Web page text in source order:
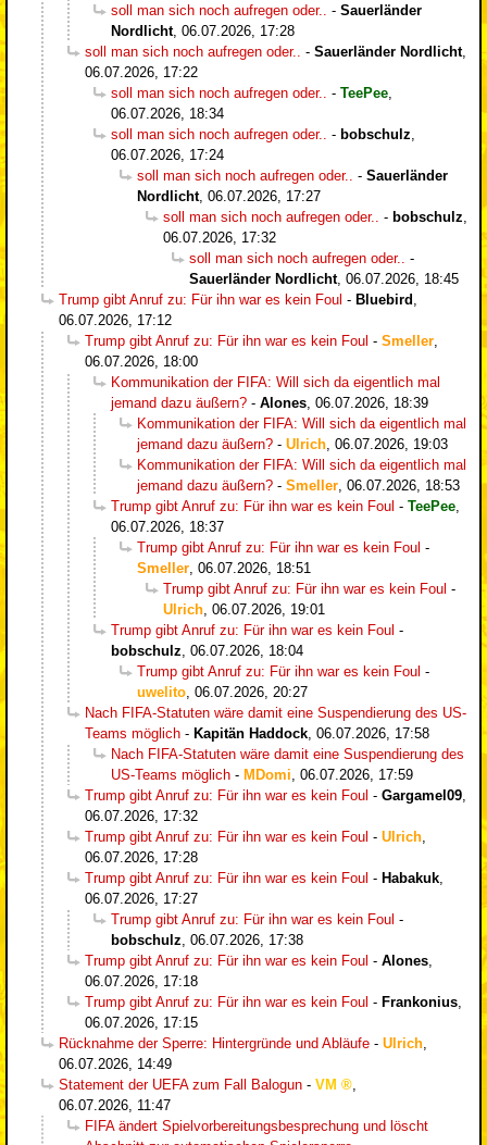
soll man sich noch aufregen oder..
- Sauerländer
Nordlicht, 06.07.2026, 17:28
soll man sich noch aufregen oder..
- Sauerländer Nordlicht,
06.07.2026, 17:22
soll man sich noch aufregen oder..
- TeePee
06.07.2026, 18:34
soll man sich noch aufregen oder..
- bobschulz
06.07.2026, 17:24
soll man sich noch aufregen oder..
- Sauerländer
Nordlicht, 06.07.2026, 17:27
soll man sich noch aufregen oder..
- bobschulz
06.07.2026, 17:32
soll man sich noch aufregen oder..
-
Sauerländer Nordlicht, 06.07.2026, 18:45
Trump gibt Anruf zu: Für ihn war es kein Foul - Bluebird
06.07.2026, 17:12
Trump gibt Anruf zu: Für ihn war es kein Foul - Smeller
06.07.2026, 18:00
Kommunikation der FIFA: Will sich da eigentlich mal
jemand dazu äußern? - Alones 06.07.2026, 18:39
Kommunikation der FIFA: Will sich da eigentlich mal
jemand dazu äußern? - Ulrich 06.07.2026, 19:03
Kommunikation der FIFA: Will sich da eigentlich mal
jemand dazu äußern? - Smeller 06.07.2026, 18:53
Trump gibt Anruf zu: Für ihn war es kein Foul - TeePee
06.07.2026, 18:37
Trump gibt Anruf zu: Für ihn war es kein Foul -
Smeller 06.07.2026, 18:51
Trump gibt Anruf zu: Für ihn war es kein Foul -
Ulrich 06.07.2026, 19:01
Trump gibt Anruf zu: Für ihn war es kein Foul -
bobschulz 06.07.2026, 18:04
Trump gibt Anruf zu: Für ihn war es kein Foul -
uwelito 06.07.2026, 20:27
Nach FIFA-Statuten wäre damit eine Suspendierung des US-
Teams möglich - Kapitän Haddock 06.07.2026, 17:58
Nach FIFA-Statuten wäre damit eine Suspendierung des
US-Teams möglich - MDomi 06.07.2026, 17:59
Trump gibt Anruf zu: Für ihn war es kein Foul - Gargamel09
06.07.2026, 17:32
Trump gibt Anruf zu: Für ihn war es kein Foul - Ulrich
06.07.2026, 17:28
Trump gibt Anruf zu: Für ihn war es kein Foul - Habakuk
06.07.2026, 17:27
Trump gibt Anruf zu: Für ihn war es kein Foul -
bobschulz 06.07.2026, 17:38
Trump gibt Anruf zu: Für ihn war es kein Foul - Alones
06.07.2026, 17:18
Trump gibt Anruf zu: Für ihn war es kein Foul - Frankonius
06.07.2026, 17:15
Rücknahme der Sperre: Hintergründe und Abläufe - Ulrich
06.07.2026, 14:49
Statement der UEFA zum Fall Balogun - VM
06.07.2026, 11:47
FIFA ändert Spielvorbereitungsbesprechung und löscht